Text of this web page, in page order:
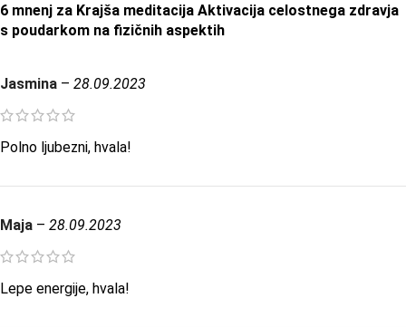
6 mnenj za Krajša meditacija Aktivacija celostnega zdravja
s poudarkom na fizičnih aspektih
Jasmina – 28.09.2023
Polno ljubezni, hvala!
Maja – 28.09.2023
Lepe energije, hvala!